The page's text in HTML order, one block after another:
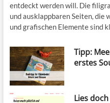
entdeckt werden will. Die
und ausklappbaren Seiten,
und grafischen Elemente sind
Tipp:
erstes
Lies